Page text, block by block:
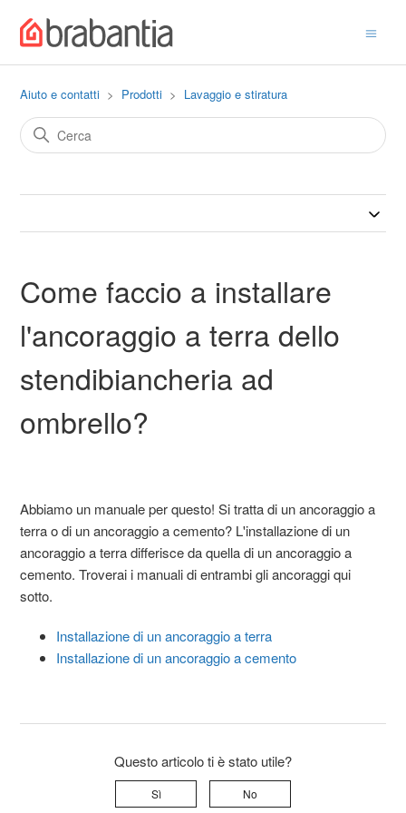
Aiuto e contatti Prodotti Lavaggio e stiratura
Come faccio a installare
l'ancoraggio a terra dello
stendibiancheria ad
ombrello?
Abbiamo un manuale per questo! Si tratta di un ancoraggio a
terra o di un ancoraggio a cemento? L'installazione di un
ancoraggio a terra differisce da quella di un ancoraggio a
cemento. Troverai i manuali di entrambi gli ancoraggi qui
sotto.
Installazione di un ancoraggio a terra
Installazione di un ancoraggio a cemento
Questo articolo ti è stato utile?
Sì No